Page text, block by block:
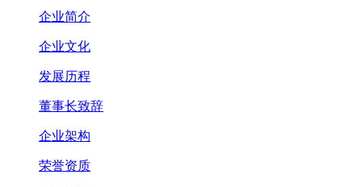
企业简介
企业文化
发展历程
董事长致辞
企业架构
荣誉资质